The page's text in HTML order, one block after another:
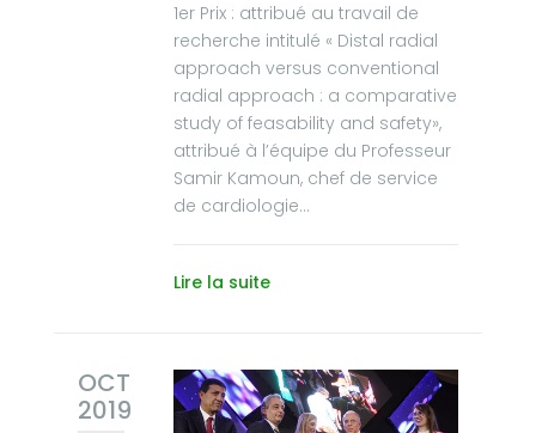
1er Prix : attribué au travail de
recherche intitulé « Distal radial
approach versus conventional
radial approach : a comparative
study of feasability and safety»,
attribué à l’équipe du Professeur
Samir Kamoun, chef de service
de cardiologie...
Lire la suite
OCT
2019